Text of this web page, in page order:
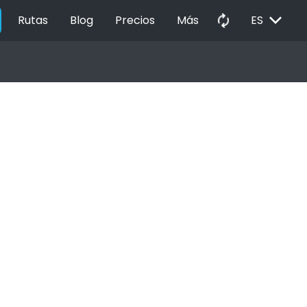
Rutas Blog Precios Más autorenew ES EXPAND_MORE